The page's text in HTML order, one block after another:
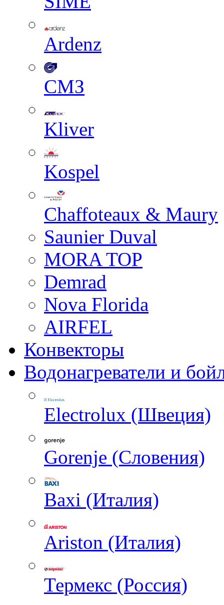
Ardenz
СМЗ
Kliver
Kospel
Chaffoteaux & Maury
Saunier Duval
MORA TOP
Demrad
Nova Florida
AIRFEL
Конвекторы
Водонагреватели и
Electrolux (Швеция)
Gorenje (Словения)
Baxi (Италия)
Ariston (Италия)
Термекс (Россия)